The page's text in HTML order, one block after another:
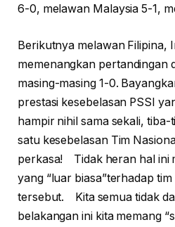
6-0, melawan Malaysia 5-1,
Berikutnya melawan Filipina,
memenangkan pertandingan
masing-masing 1-0.
prestasi kesebelasan PSSI
hampir nihil sama sekali,
satu kesebelasan Tim
perkasa! Tidak heran hal ini
yang “luar biasa”terhadap
tersebut. Kita semua tidak
belakangan ini kita memang